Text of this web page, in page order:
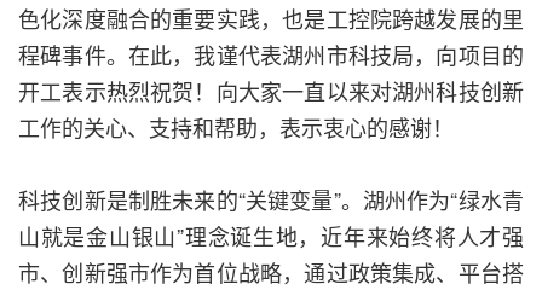
色化深度融合的重要实践，也是工控院跨越发展的里
程碑事件。在此，我谨代表湖州市科技局，向项目的
开工表示热烈祝贺！向大家一直以来对湖州科技创新
工作的关心、支持和帮助，表示衷心的感谢！
科技创新是制胜未来的“关键变量”。湖州作为“绿水青
山就是金山银山”理念诞生地，近年来始终将人才强
市、创新强市作为首位战略，通过政策集成、平台搭